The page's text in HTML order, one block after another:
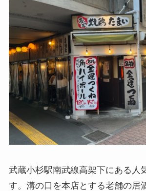
武蔵小杉駅南武線高架下にある人
す。溝の口を本店とする老舗の居